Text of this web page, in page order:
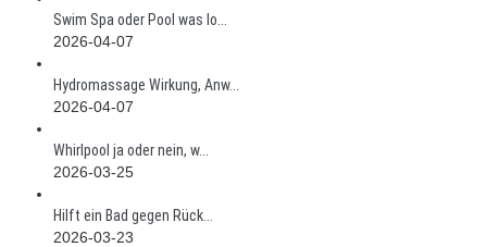
Swim Spa oder Pool was lo...
2026-04-07
Hydromassage Wirkung, Anw...
2026-04-07
Whirlpool ja oder nein, w...
2026-03-25
Hilft ein Bad gegen Rück...
2026-03-23